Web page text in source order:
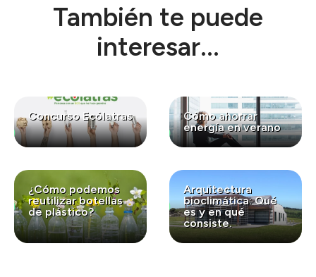
También te puede
interesar...
Concurso Ecólatras
Cómo ahorrar
energía en verano
¿Cómo podemos
reutilizar botellas
de plástico?
Arquitectura
bioclimática: Qué
es y en qué
consiste.